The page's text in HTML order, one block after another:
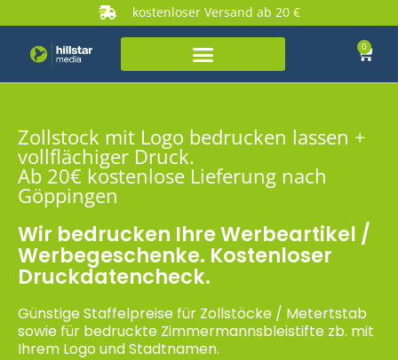
kostenloser Versand ab 20 €
0
Zollstock mit Logo bedrucken lassen +
vollflächiger Druck.
Ab 20€ kostenlose Lieferung nach
Göppingen
Wir bedrucken Ihre Werbeartikel /
Werbegeschenke. Kostenloser
Druckdatencheck.
Günstige Staffelpreise für Zollstöcke / Metertstab
sowie für bedruckte Zimmermannsbleistifte zb. mit
Ihrem Logo und Stadtnamen.